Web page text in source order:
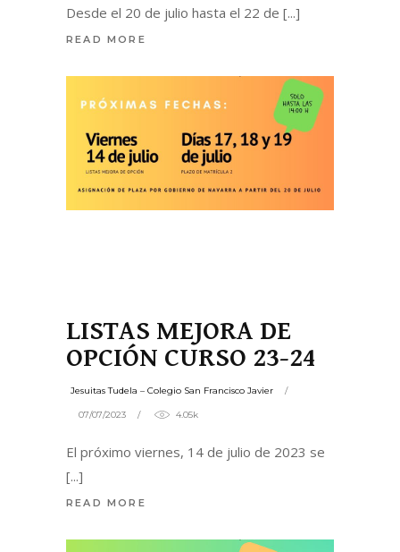
Desde el 20 de julio hasta el 22 de
READ MORE
LISTAS MEJORA DE
OPCIÓN CURSO 23-24
Jesuitas Tudela – Colegio San Francisco Javier
07/07/2023 4.05k
El próximo viernes, 14 de julio de 2023 se
READ MORE